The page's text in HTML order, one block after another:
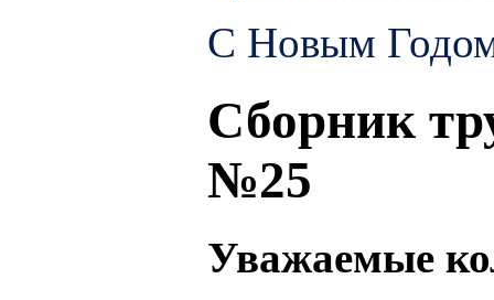
С Новым
Сборник
№25
Уважаемые